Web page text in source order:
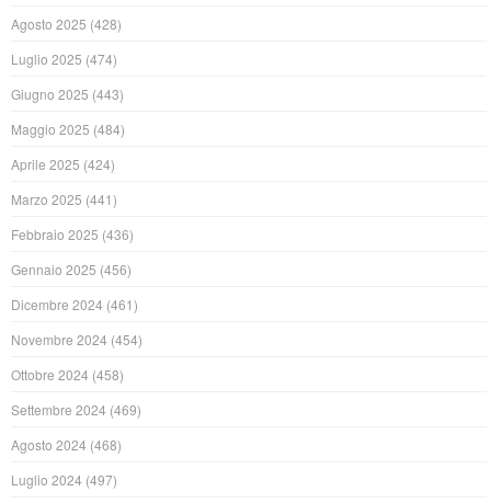
Agosto 2025 (428)
Luglio 2025 (474)
Giugno 2025 (443)
Maggio 2025 (484)
Aprile 2025 (424)
Marzo 2025 (441)
Febbraio 2025 (436)
Gennaio 2025 (456)
Dicembre 2024 (461)
Novembre 2024 (454)
Ottobre 2024 (458)
Settembre 2024 (469)
Agosto 2024 (468)
Luglio 2024 (497)